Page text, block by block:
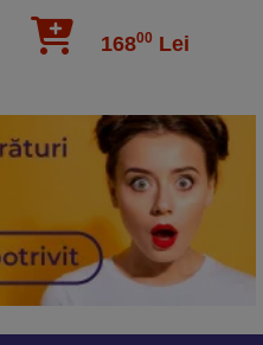
16800 Lei